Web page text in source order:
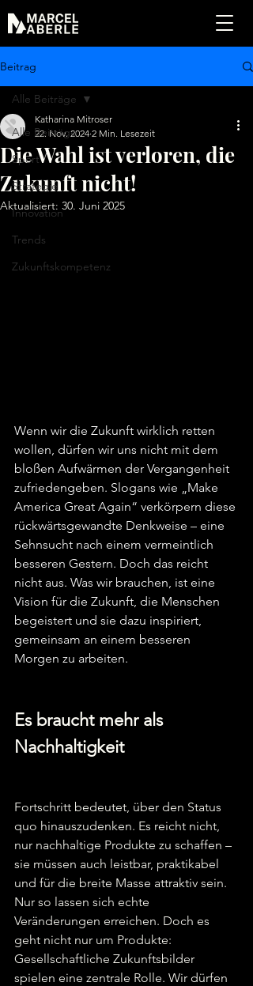
Beitrag
Alle Beiträge
Sport
Strategie
Innovation
Trends
Zukunftskompetenz
Alle Beiträge
Die Wahl ist verloren, die
Zukunft nicht!
Katharina Mitroser
22. Nov. 2024 2 Min. Lesezeit
Aktualisiert: 30. Juni 2025
Wenn wir die Zukunft wirklich retten
wollen, dürfen wir uns nicht mit dem
bloßen Aufwärmen der Vergangenheit
zufriedengeben. Slogans wie „Make
America Great Again“ verkörpern diese
rückwärtsgewandte Denkweise – eine
Sehnsucht nach einem vermeintlich
besseren Gestern. Doch das reicht
nicht aus. Was wir brauchen, ist eine
Vision für die Zukunft, die Menschen
begeistert und sie dazu inspiriert,
gemeinsam an einem besseren
Morgen zu arbeiten.
Es braucht mehr als
Nachhaltigkeit
Fortschritt bedeutet, über den Status
quo hinauszudenken. Es reicht nicht,
nur nachhaltige Produkte zu schaffen –
sie müssen auch leistbar, praktikabel
und für die breite Masse attraktiv sein.
Nur so lassen sich echte
Veränderungen erreichen. Doch es
geht nicht nur um Produkte:
Gesellschaftliche Zukunftsbilder
spielen eine zentrale Rolle. Wir dürfen